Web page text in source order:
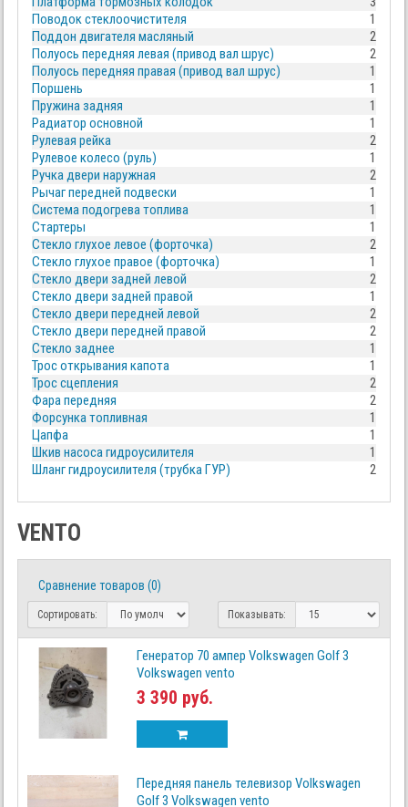
Поводок стеклоочистителя
1
Поддон двигателя масляный
2
Полуось передняя левая (привод вал шрус)
2
Полуось передняя правая (привод вал шрус)
1
Поршень
1
Пружина задняя
1
Радиатор основной
1
Рулевая рейка
2
Рулевое колесо (руль)
1
Ручка двери наружная
2
Рычаг передней подвески
1
Система подогрева топлива
1
Стартеры
1
Стекло глухое левое (форточка)
2
Стекло глухое правое (форточка)
1
Стекло двери задней левой
2
Стекло двери задней правой
1
Стекло двери передней левой
2
Стекло двери передней правой
2
Стекло заднее
1
Трос открывания капота
1
Трос сцепления
2
Фара передняя
2
Форсунка топливная
1
Цапфа
1
Шкив насоса гидроусилителя
1
Шланг гидроусилителя (трубка ГУР)
2
VENTO
Сравнение товаров (0)
Сортировать: Показывать:
Генератор 70 ампер Volkswagen Golf 3
Volkswagen vento
3 390 руб.
Передняя панель телевизор Volkswagen
Golf 3 Volkswagen vento